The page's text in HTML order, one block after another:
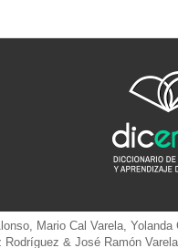
Mario Cal Varela,
Rodríguez & José Ramón